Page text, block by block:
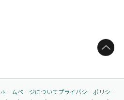
ページトップへ
ームページについてプライバシーポリシー